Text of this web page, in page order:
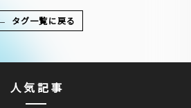
タグ一覧に戻る
人気記事